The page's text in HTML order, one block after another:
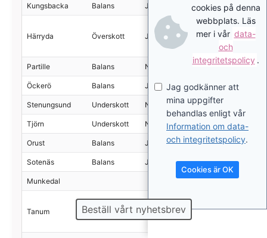
Kungsbacka Balans Ja 225
Härryda Överskott Ja
inte
bedöma
118
Partille Balans Nej 112
Öckerö Balans Ja 36
Stenungsund Underskott Nej Ja 14
Tjörn Underskott Nej Ja 45
Orust Balans Ja Ja 39
Sotenäs Balans Ja Ja
Munkedal
Tanum Underskott Nej
Kan
inte
bedöma
32
Beställ vårt nyhetsbrev
cookies på denna
webbplats. Läs
mer i vår data-
och
integritetspolicy .
Jag godkänner att
mina uppgifter
behandlas enligt vår
Information om data-
och integritetspolicy.
Cookies är OK